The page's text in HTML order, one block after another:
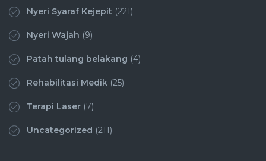
Nyeri Syaraf Kejepit (221)
Nyeri Wajah (9)
Patah tulang belakang (4)
Rehabilitasi Medik (25)
Terapi Laser (7)
Uncategorized (211)